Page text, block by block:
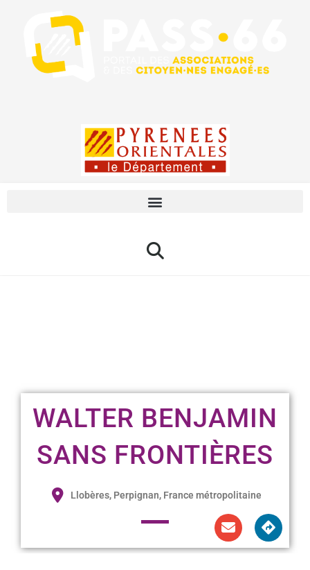
WALTER BENJAMIN
SANS FRONTIÈRES
Llobères, Perpignan, France métropolitaine